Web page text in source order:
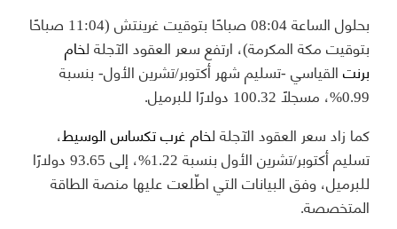
بحلول الساعة 08:04 صباحًا بتوقيت غرينتش (11:04 صباحًا
بتوقيت مكة المكرمة)، ارتفع سعر العقود الآجلة لخام
برنتالقياسي -تسليم شهر أكتوبر/تشرين الأول- بنسبة
0.99%، مسجلًا 100.32 دولارًا للبرميل.
كما زاد سعر العقود الآجلة لخام غرب تكساس الوسيط،
تسليم أكتوبر/تشرين الأول بنسبة 1.22%، إلى 93.65 دولارًا
للبرميل، وفق البيانات التي اطّلعت عليها منصة الطاقة
المتخصصة.